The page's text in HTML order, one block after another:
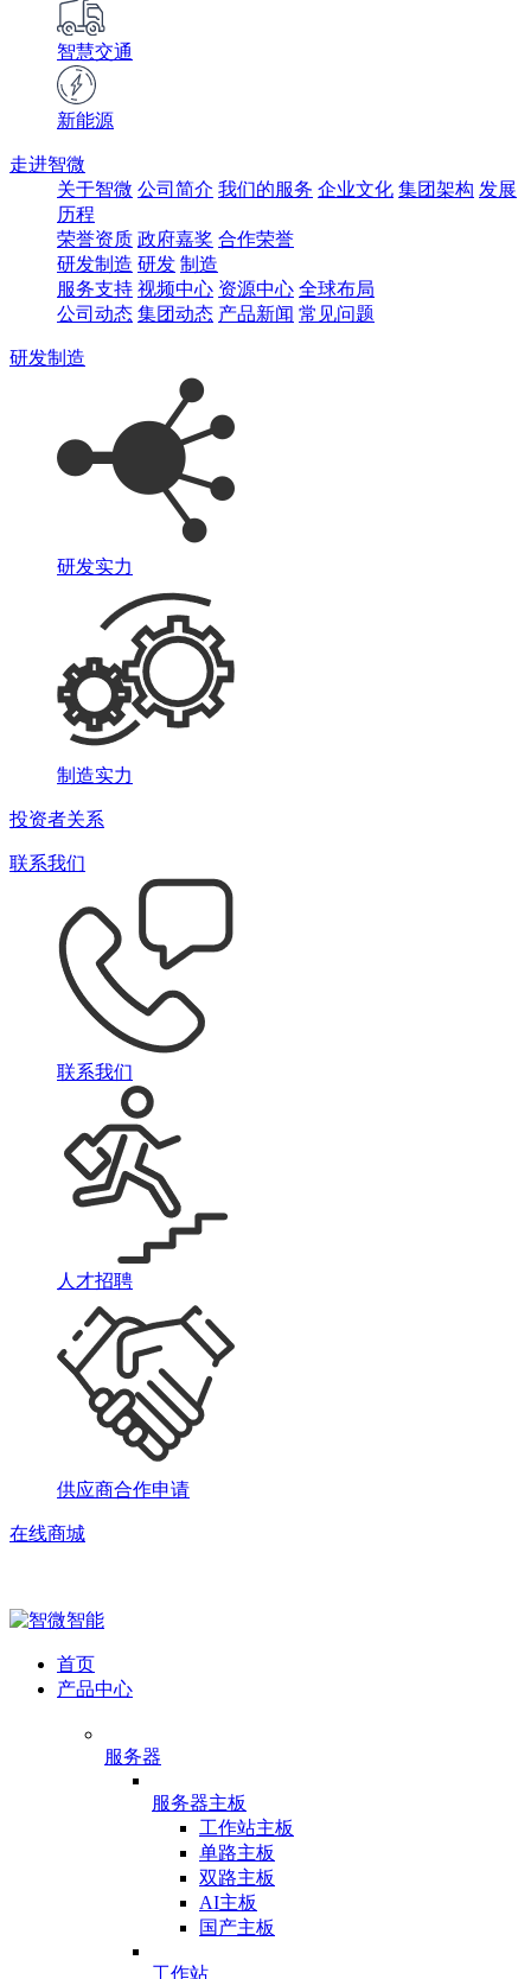
智慧交通
新能源
走进智微
关于智微 公司简介 我们的服务 企业文化 集团架构 发展
历程
荣誉资质 政府嘉奖 合作荣誉
研发制造 研发 制造
服务支持 视频中心 资源中心 全球布局
公司动态 集团动态 产品新闻 常见问题
研发制造
研发实力
制造实力
投资者关系
联系我们
联系我们
人才招聘
供应商合作申请
在线商城
首页
产品中心
服务器
服务器主板
工作站主板
单路主板
双路主板
AI主板
国产主板
工作站